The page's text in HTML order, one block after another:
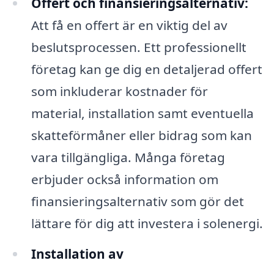
Att få en offert är en viktig del av
beslutsprocessen. Ett professionellt
företag kan ge dig en detaljerad offert
som inkluderar kostnader för
material, installation samt eventuella
skatteförmåner eller bidrag som kan
vara tillgängliga. Många företag
erbjuder också information om
finansieringsalternativ som gör det
lättare för dig att investera i solenergi.
Installation av